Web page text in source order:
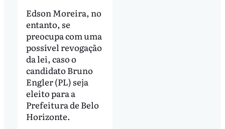
Edson Moreira, no
entanto, se
preocupa com uma
possível revogação
da lei, caso o
candidato Bruno
Engler (PL) seja
eleito para a
Prefeitura de Belo
Horizonte.